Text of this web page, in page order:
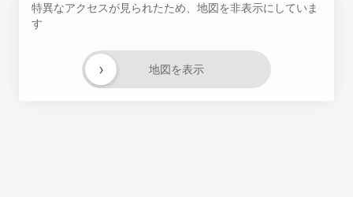
特異なアクセスが見られたため、地図を非表示にしていま
す
地図を表示
›